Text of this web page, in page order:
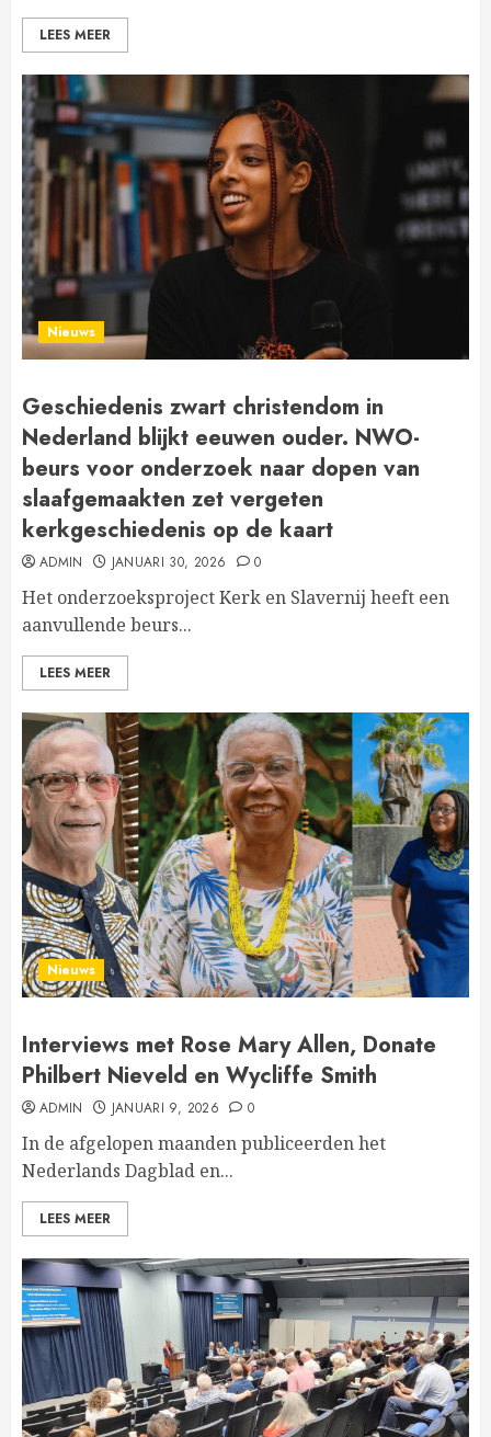
LEES MEER
Nieuws
Geschiedenis zwart christendom in
Nederland blijkt eeuwen ouder. NWO-
beurs voor onderzoek naar dopen van
slaafgemaakten zet vergeten
kerkgeschiedenis op de kaart
ADMIN JANUARI 30, 2026 0
Het onderzoeksproject Kerk en Slavernij heeft een
aanvullende beurs...
LEES MEER
Nieuws
Interviews met Rose Mary Allen, Donate
Philbert Nieveld en Wycliffe Smith
ADMIN JANUARI 9, 2026 0
In de afgelopen maanden publiceerden het
Nederlands Dagblad en...
LEES MEER